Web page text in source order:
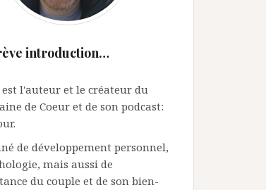
introduction…
est l'auteur et le créateur du
de Coeur et de son podcast:
de développement personnel,
mais aussi de
du couple et de son bien-